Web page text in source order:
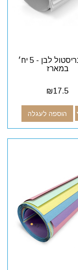
גליון בריסטול לבן - 5 יח׳
במארז
₪17.5
הוספה לעגלה